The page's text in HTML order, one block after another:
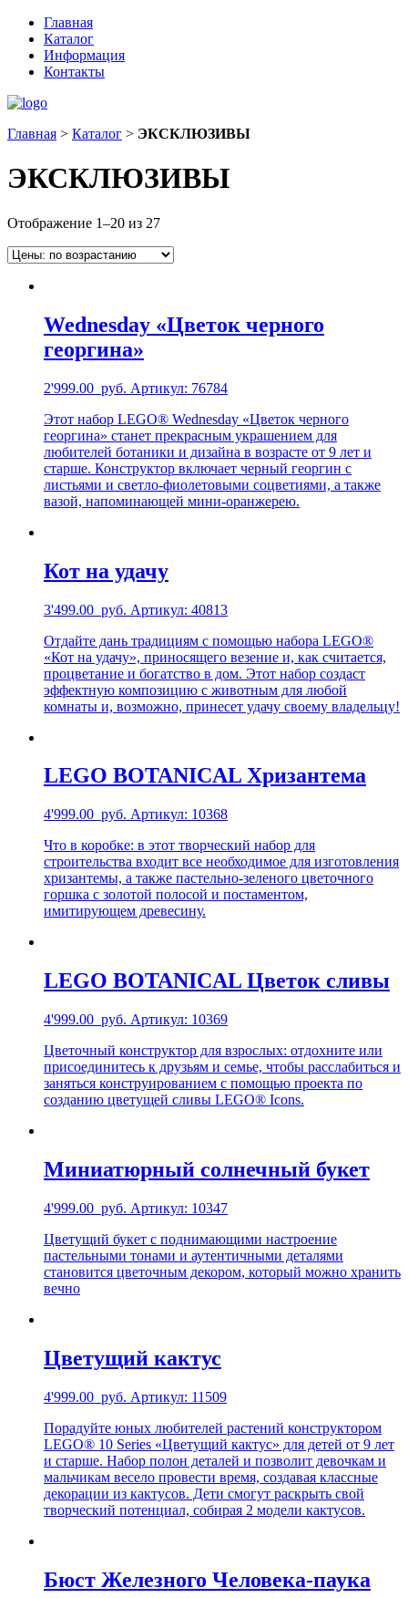
Главная
Каталог
Информация
Контакты
Главная > Каталог > ЭКСКЛЮЗИВЫ
ЭКСКЛЮЗИВЫ
Отображение 1–20 из 27
Wednesday «Цветок черного
георгина»
2'999.00 руб. Артикул: 76784
Этот набор LEGO® Wednesday «Цветок черного
георгина» станет прекрасным украшением для
любителей ботаники и дизайна в возрасте от 9 лет и
старше. Конструктор включает черный георгин с
листьями и светло-фиолетовыми соцветиями, а также
вазой, напоминающей мини-оранжерею.
Кот на удачу
3'499.00 руб. Артикул: 40813
Отдайте дань традициям с помощью набора LEGO®
«Кот на удачу», приносящего везение и, как считается,
процветание и богатство в дом. Этот набор создаст
эффектную композицию с животным для любой
комнаты и, возможно, принесет удачу своему владельцу!
LEGO BOTANICAL Хризантема
4'999.00 руб. Артикул: 10368
Что в коробке: в этот творческий набор для
строительства входит все необходимое для изготовления
хризантемы, а также пастельно-зеленого цветочного
горшка с золотой полосой и постаментом,
имитирующем древесину.
LEGO BOTANICAL Цветок сливы
4'999.00 руб. Артикул: 10369
Цветочный конструктор для взрослых: отдохните или
присоединитесь к друзьям и семье, чтобы расслабиться и
заняться конструированием с помощью проекта по
созданию цветущей сливы LEGO® Icons.
Миниатюрный солнечный букет
4'999.00 руб. Артикул: 10347
Цветущий букет с поднимающими настроение
пастельными тонами и аутентичными деталями
становится цветочным декором, который можно хранить
вечно
Цветущий кактус
4'999.00 руб. Артикул: 11509
Порадуйте юных любителей растений конструктором
LEGO® 10 Series «Цветущий кактус» для детей от 9 лет
и старше. Набор полон деталей и позволит девочкам и
мальчикам весело провести время, создавая классные
декорации из кактусов. Дети смогут раскрыть свой
творческий потенциал, собирая 2 модели кактусов.
Бюст Железного Человека-паука